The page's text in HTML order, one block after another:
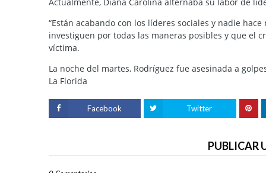
Actualmente, Diana Carolina alternaba su labor de
“Están acabando con los líderes sociales y nadie
investiguen por todas las maneras posibles y que el
víctima.
La noche del martes, Rodríguez fue asesinada a
La Florida
Facebook Twitter
PUBLICAR